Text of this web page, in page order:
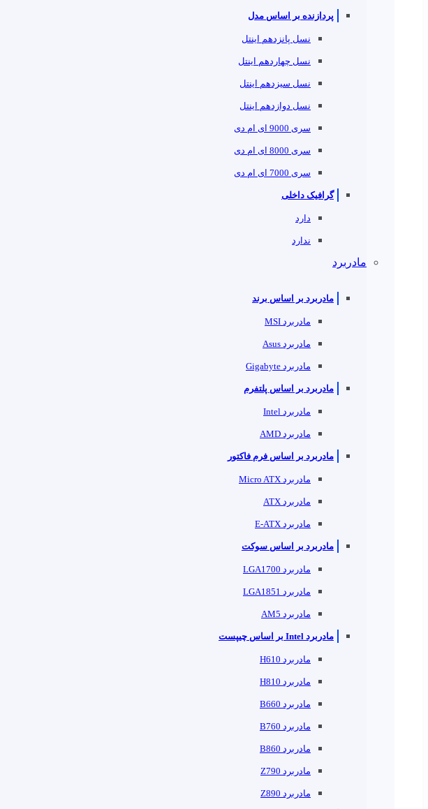
پردازنده بر اساس مدل
نسل پانزدهم اینتل
نسل چهاردهم اینتل
نسل سیزدهم اینتل
نسل دوازدهم اینتل
سری 9000 ای ام دی
سری 8000 ای ام دی
سری 7000 ای ام دی
گرافیک داخلی
دارد
ندارد
مادربرد
مادربرد بر اساس برند
مادربرد MSI
مادربرد Asus
مادربرد Gigabyte
مادربرد بر اساس پلتفرم
مادربرد Intel
مادربرد AMD
مادربرد بر اساس فرم فاکتور
مادربرد Micro ATX
مادربرد ATX
مادربرد E-ATX
مادربرد بر اساس سوکت
مادربرد LGA1700
مادربرد LGA1851
مادربرد AM5
مادربرد Intel بر اساس چیپست
مادربرد H610
مادربرد H810
مادربرد B660
مادربرد B760
مادربرد B860
مادربرد Z790
مادربرد Z890